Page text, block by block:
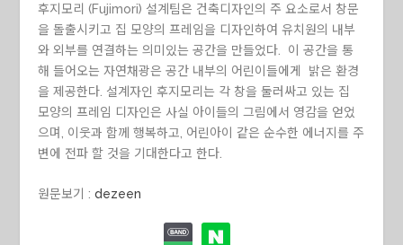
후지모리 (Fujimori) 설계팀은 건축디자인의 주 요소로서 창문
을 돌출시키고 집 모양의 프레임을 디자인하여 유치원의 내부
와 외부를 연결하는 의미있는 공간을 만들었다. 이 공간을 통
해 들어오는 자연채광은 공간 내부의 어린이들에게 밝은 환경
을 제공한다. 설계자인 후지모리는 각 창을 둘러싸고 있는 집
모양의 프레임 디자인은 사실 아이들의 그림에서 영감을 얻었
으며, 이웃과 함께 행복하고, 어린아이 같은 순수한 에너지를 주
변에 전파 할 것을 기대한다고 한다.
원문보기 :dezeen